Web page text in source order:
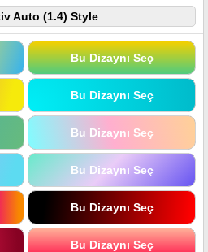
Auto (1.4) Style
Bu Dizaynı Seç
Bu Dizaynı Seç
Bu Dizaynı Seç
Bu Dizaynı Seç
Bu Dizaynı Seç
Bu Dizaynı Seç